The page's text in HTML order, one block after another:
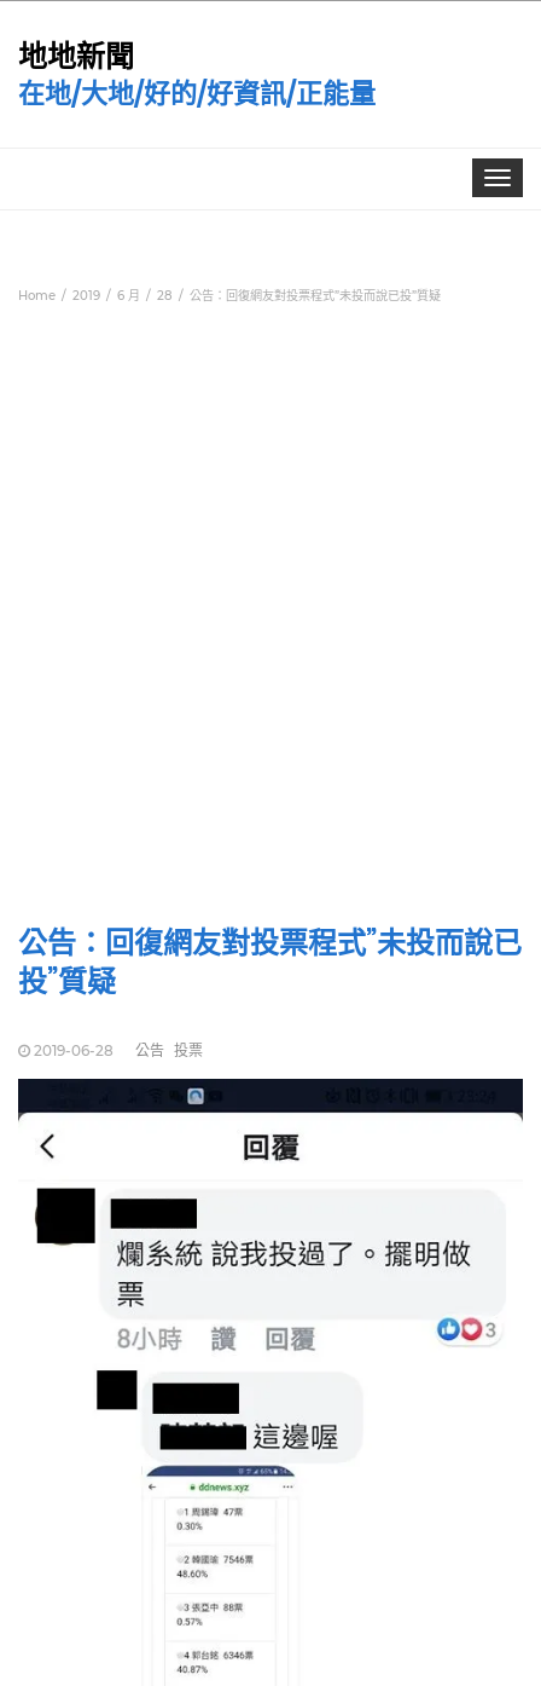
地地新聞
在地/大地/好的/好資訊/正能量
Toggle
Home 2019 6 月 28 公告：回復網友對投票程式”未投而說已投”質疑
公告：回復網友對投票程式”未投而說已
投”質疑
2019-06-28 公告 投票